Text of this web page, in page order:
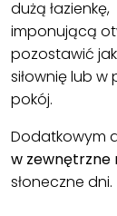
dużą łazienkę,
imponującą
pozostawić
siłownię lub
pokój.
Dodatkowym
w zewnętrzne
słoneczne dni.